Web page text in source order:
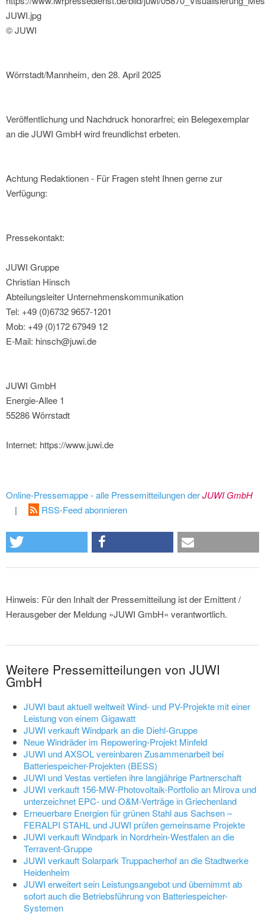
JUWI.jpg
© JUWI
Wörrstadt/Mannheim, den 28. April 2025
Veröffentlichung und Nachdruck honorarfrei; ein Belegexemplar
an die JUWI GmbH wird freundlichst erbeten.
Achtung Redaktionen - Für Fragen steht Ihnen gerne zur
Verfügung:
Pressekontakt:
JUWI Gruppe
Christian Hinsch
Abteilungsleiter Unternehmenskommunikation
Tel: +49 (0)6732 9657-1201
Mob: +49 (0)172 67949 12
E-Mail: hinsch@juwi.de
JUWI GmbH
Energie-Allee 1
55286 Wörrstadt
Internet: https://www.juwi.de
Online-Pressemappe - alle Pressemitteilungen derJUWI GmbH
|
RSS-Feed abonnieren
Hinweis: Für den Inhalt der Pressemitteilung ist der Emittent /
Herausgeber der Meldung »JUWI GmbH« verantwortlich.
Weitere Pressemitteilungen von JUWI
GmbH
JUWI baut aktuell weltweit Wind- und PV-Projekte mit einer
Leistung von einem Gigawatt
JUWI verkauft Windpark an die Diehl-Gruppe
Neue Windräder im Repowering-Projekt Minfeld
JUWI und AXSOL vereinbaren Zusammenarbeit bei
Batteriespeicher-Projekten (BESS)
JUWI und Vestas vertiefen ihre langjährige Partnerschaft
JUWI verkauft 156-MW-Photovoltaik-Portfolio an Mirova und
unterzeichnet EPC- und O&M-Verträge in Griechenland
Erneuerbare Energien für grünen Stahl aus Sachsen –
FERALPI STAHL und JUWI prüfen gemeinsame Projekte
JUWI verkauft Windpark in Nordrhein-Westfalen an die
Terravent-Gruppe
JUWI verkauft Solarpark Truppacherhof an die Stadtwerke
Heidenheim
JUWI erweitert sein Leistungsangebot und übernimmt ab
sofort auch die Betriebsführung von Batteriespeicher-
Systemen